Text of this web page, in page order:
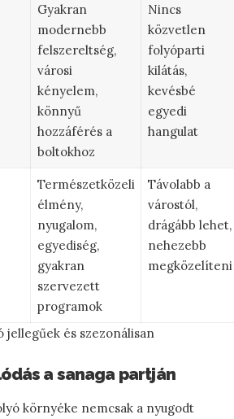
Gyakran
modernebb
felszereltség,
városi
kényelem,
könnyű
hozzáférés a
boltokhoz
Nincs
közvetlen
folyóparti
kilátás,
kevésbé
egyedi
hangulat
Természetközeli
élmény,
nyugalom,
egyediség,
gyakran
szervezett
programok
Távolabb a
várostól,
drágább lehet,
nehezebb
megközelíteni
jellegűek és szezonálisan
a sanaga partján
környéke nemcsak a nyugodt